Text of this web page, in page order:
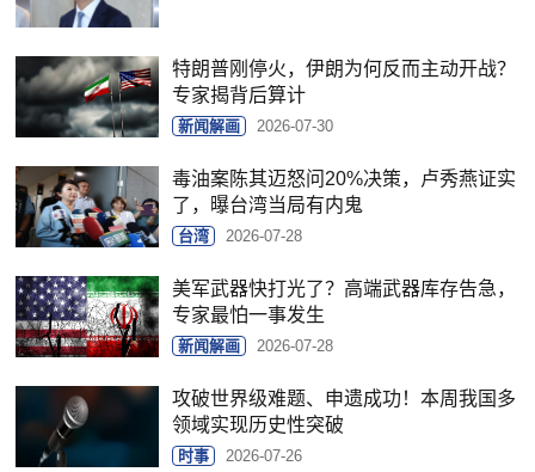
特朗普刚停火，伊朗为何反而主动开战？
专家揭背后算计
新闻解画 2026-07-30
毒油案陈其迈怒问20%决策，卢秀燕证实
了，曝台湾当局有内鬼
台湾 2026-07-28
美军武器快打光了？高端武器库存告急，
专家最怕一事发生
新闻解画 2026-07-28
攻破世界级难题、申遗成功！本周我国多
领域实现历史性突破
时事 2026-07-26